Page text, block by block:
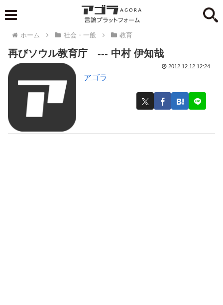
ホーム 社会・一般 教育
再びソウル教育庁 --- 中村 伊知哉
アゴラ
2012.12.12 12:24